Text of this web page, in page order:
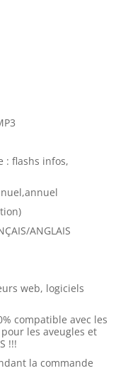
: flashs infos,
ANGLAIS
web, logiciels
compatible avec les
les aveugles et
!!!
la commande